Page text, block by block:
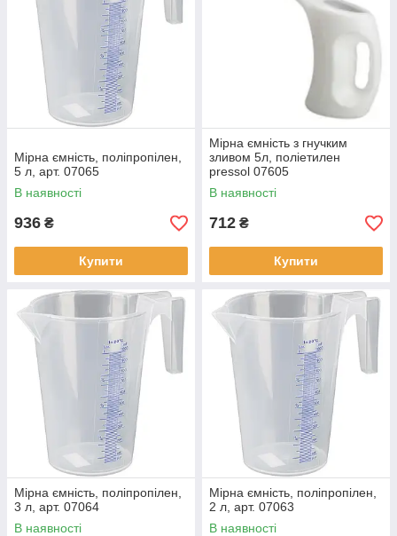
Мірна ємність, поліпропілен,
5 л, арт. 07065
В наявності
936 ₴
Купити
Мірна ємність з гнучким
зливом 5л, поліетилен
pressol 07605
В наявності
712 ₴
Купити
Мірна ємність, поліпропілен,
3 л, арт. 07064
В наявності
Мірна ємність, поліпропілен,
2 л, арт. 07063
В наявності